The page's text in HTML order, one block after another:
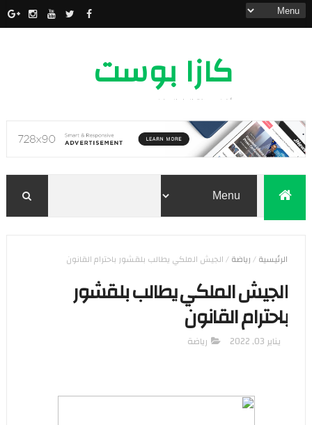
كازا بوست
أخبار مدينة الدار البيضاء
الرئيسية/رياضة/الجيش الملكي يطالب بلقشور باحترام القانون
الجيش الملكي يطالب بلقشور
باحترام القانون
يناير 03, 2022 رياضة